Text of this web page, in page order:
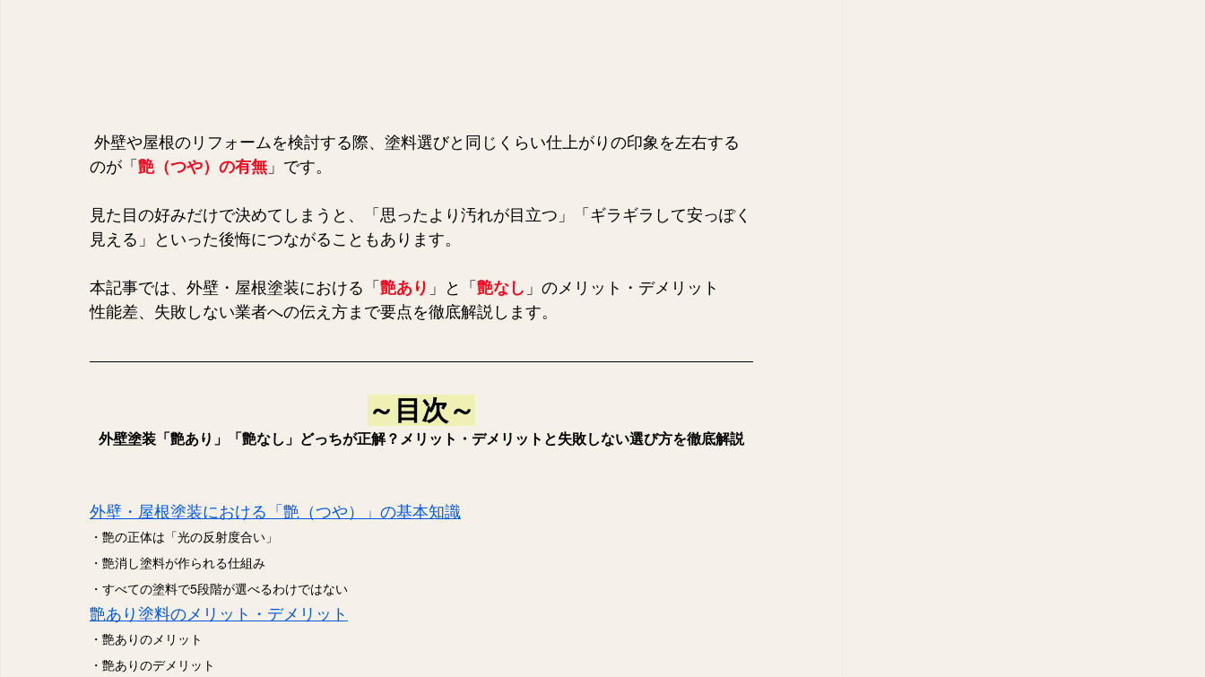
外壁や屋根のリフォームを検討する際、塗料選びと同じくらい仕上がりの印象を左右する
のが「 艶（つや）の有無 」です。
見た目の好みだけで決めてしまうと、「思ったより汚れが目立つ」「ギラギラして安っぽく
見える」といった後悔につながることもあります。
本記事では、外壁・屋根塗装における「 艶あり 」と「 艶なし 」のメリット・デメリット
性能差、失敗しない業者への伝え方まで要点を徹底解説します。
～目次～
外壁塗装「艶あり」「艶なし」どっちが正解？メリット・デメリットと失敗しない選び方を徹底解説
外壁・屋根塗装における「艶（つや）」の基本知識
・艶の正体は「光の反射度合い」
・艶消し塗料が作られる仕組み
・すべての塗料で5段階が選べるわけではない
艶あり塗料のメリット・デメリット
・艶ありのメリット
・艶ありのデメリット